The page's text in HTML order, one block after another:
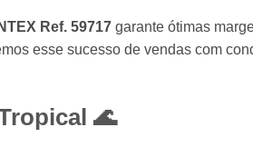
Ref. 59717 garante ótimas
esse sucesso de vendas com
🌊